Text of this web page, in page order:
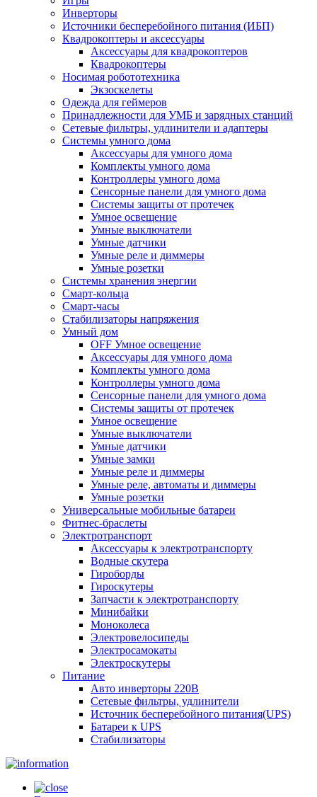
Инверторы
Источники бесперебойного питания (ИБП)
Квадрокоптеры и аксессуары
Аксессуары для квадрокоптеров
Квадрокоптеры
Носимая робототехника
Экзоскелеты
Одежда для геймеров
Принадлежности для УМБ и зарядных станций
Сетевые фильтры, удлинители и адаптеры
Системы умного дома
Аксессуары для умного дома
Комплекты умного дома
Контроллеры умного дома
Сенсорные панели для умного дома
Системы защиты от протечек
Умное освещение
Умные выключатели
Умные датчики
Умные реле и диммеры
Умные розетки
Системы хранения энергии
Смарт-кольца
Смарт-часы
Стабилизаторы напряжения
Умный дом
OFF Умное освещение
Аксессуары для умного дома
Комплекты умного дома
Контроллеры умного дома
Сенсорные панели для умного дома
Системы защиты от протечек
Умное освещение
Умные выключатели
Умные датчики
Умные замки
Умные реле и диммеры
Умные реле, автоматы и диммеры
Умные розетки
Универсальные мобильные батареи
Фитнес-браслеты
Электротранспорт
Аксессуары к электротранспорту
Водные скутера
Гироборды
Гироскутеры
Запчасти к электротранспорту
Минибайки
Моноколеса
Электровелосипеды
Электросамокаты
Электроскутеры
Питание
Авто инверторы 220В
Сетевые фильтры, удлинители
Источник бесперебойного питания(UPS)
Батареи к UPS
Стабилизаторы